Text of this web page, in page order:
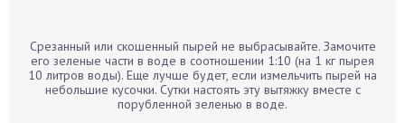
Бархатцы
Бегония
Срезанный или скошенный пырей не выбрасывайте. Замочите
его зеленые части в воде в соотношении 1:10 (на 1 кг пырея
10 литров воды). Еще лучше будет, если измельчить пырей на
небольшие кусочки. Сутки настоять эту вытяжку вместе с
порубленной зеленью в воде.